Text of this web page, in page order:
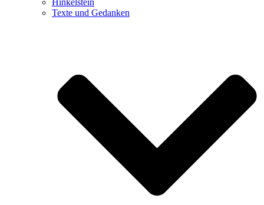
Hinkelstein
Texte und Gedanken